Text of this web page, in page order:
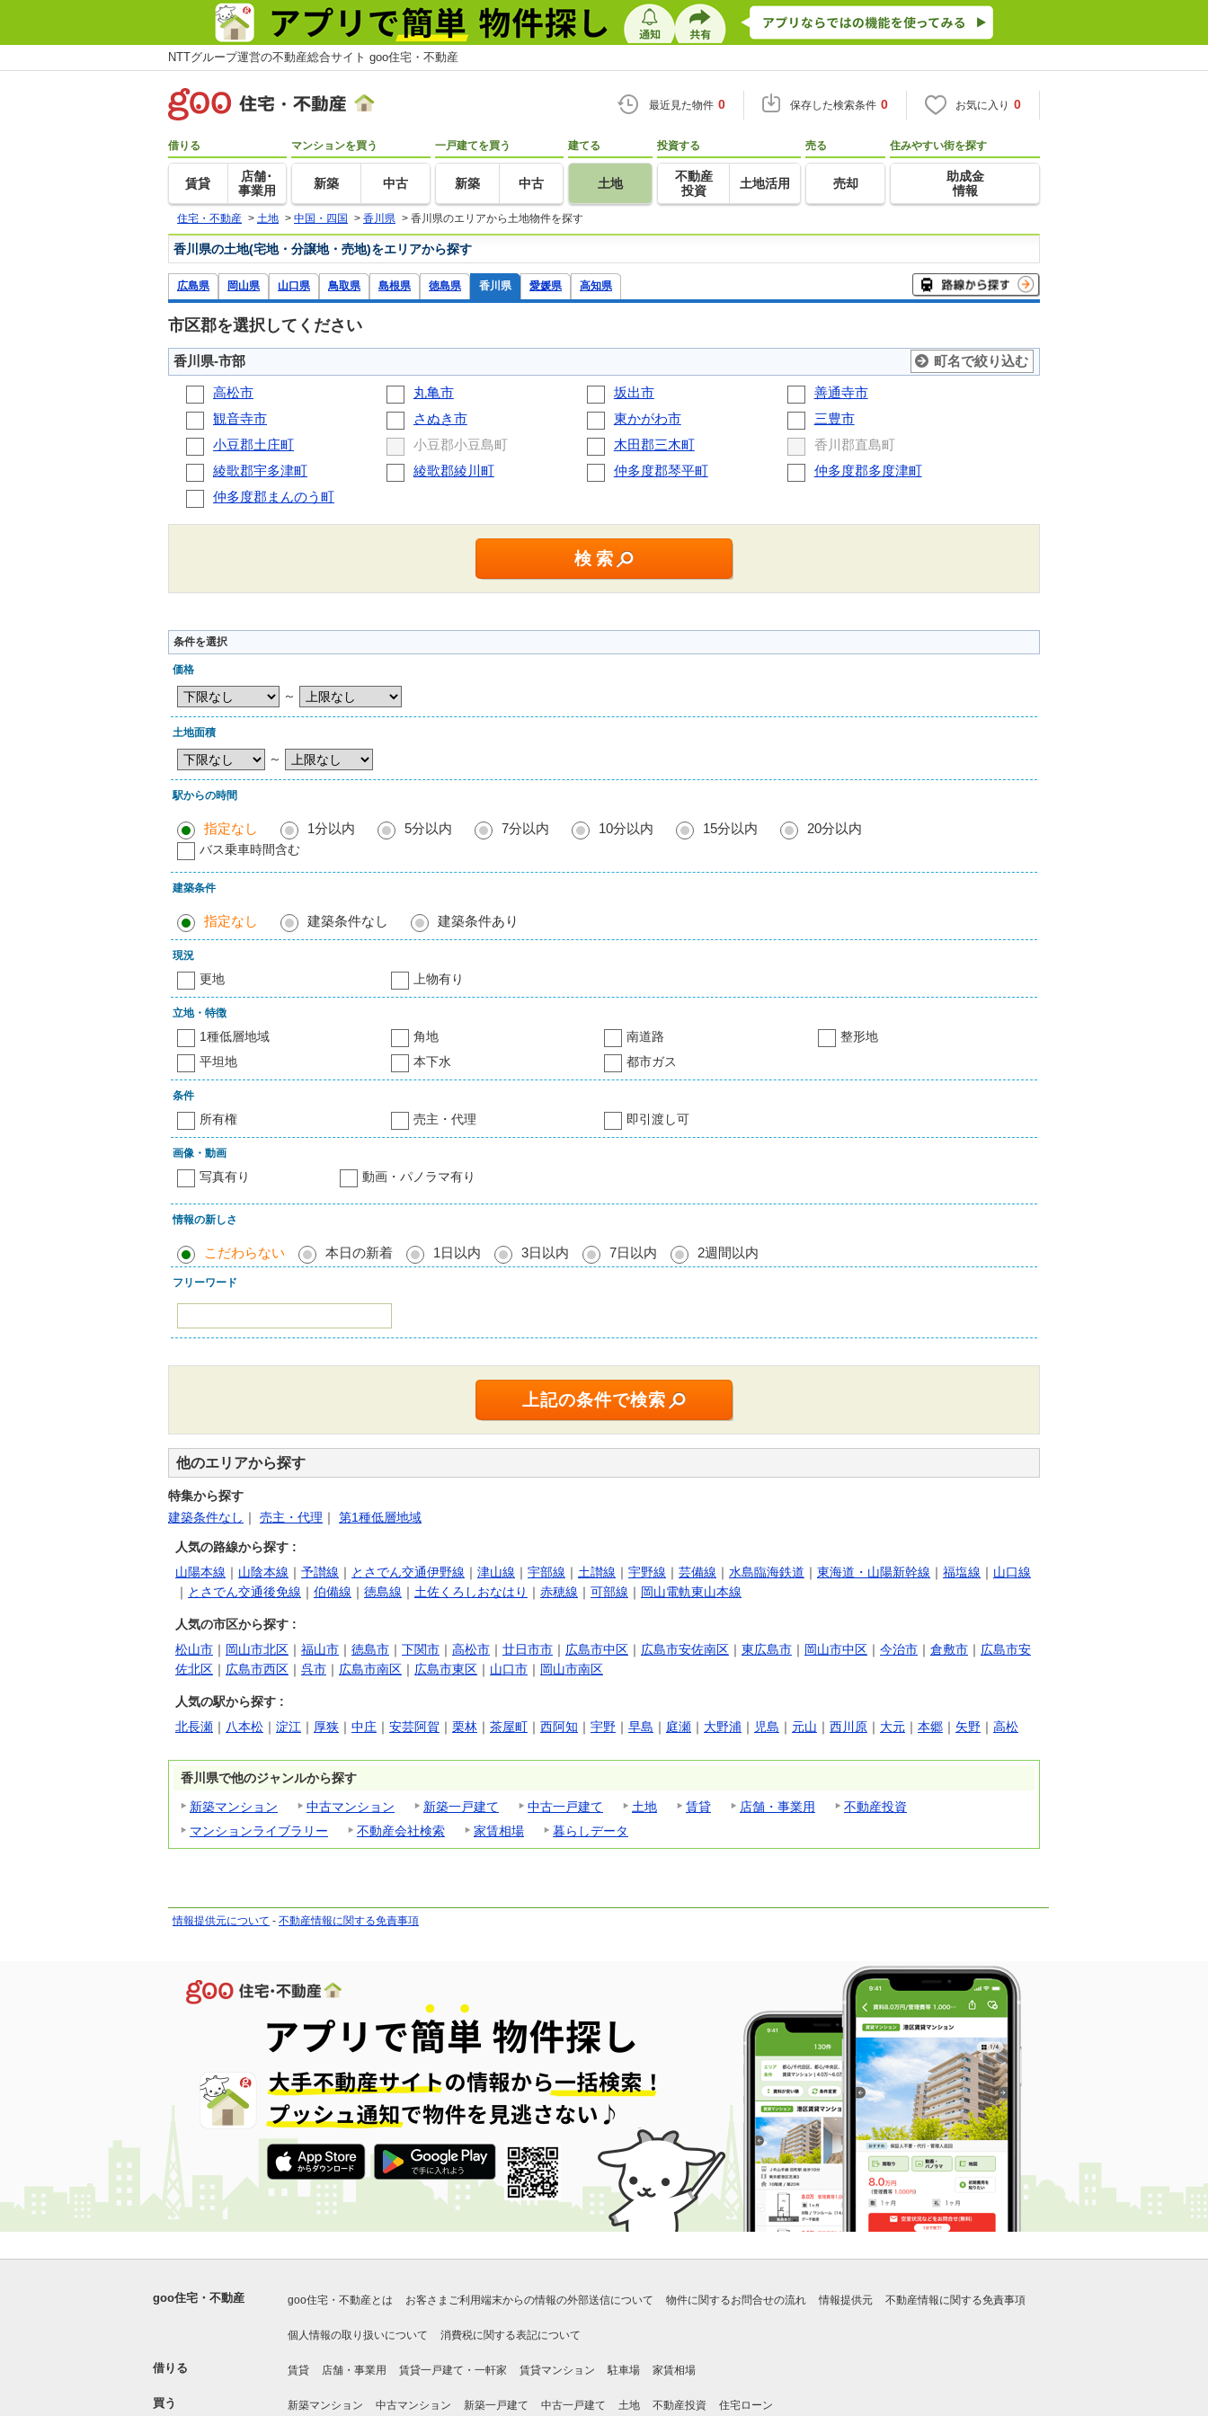
NTTグループ運営の不動産総合サイト goo住宅・不動産
最近見た物件 0 保存した検索条件 0 お気に入り 0
借りる
賃貸
店舗･
事業用
マンションを買う
新築 中古
一戸建てを買う
新築 中古
建てる
土地
投資する
不動産
投資
土地活用
売る
売却
住みやすい街を探す
助成金
情報
住宅・不動産 > 土地 > 中国・四国 > 香川県 > 香川県のエリアから土地物件を探す
香川県の土地(宅地・分譲地・売地)をエリアから探す
広島県 岡山県 山口県 鳥取県 島根県 徳島県 香川県 愛媛県 高知県
市区郡を選択してください
香川県-市部 町名で絞り込む
高松市 丸亀市 坂出市
善通寺市
観音寺市
さぬき市 東かがわ市
三豊市
小豆郡土庄町
小豆郡小豆島町 木田郡三木町
香川郡直島町
綾歌郡宇多津町
綾歌郡綾川町 仲多度郡琴平町
仲多度郡多度津町
仲多度郡まんのう町
条件を選択
価格
～
土地面積
～
駅からの時間
指定なし 1分以内 5分以内 7分以内 10分以内 15分以内 20分以内
バス乗車時間含む
建築条件
指定なし 建築条件なし 建築条件あり
現況
更地 上物有り
立地・特徴
1種低層地域 角地 南道路
整形地
平坦地
本下水 都市ガス
条件
所有権 売主・代理 即引渡し可
画像・動画
写真有り 動画・パノラマ有り
情報の新しさ
こだわらない 本日の新着 1日以内 3日以内 7日以内 2週間以内
フリーワード
他のエリアから探す
特集から探す
建築条件なし ｜ 売主・代理 ｜ 第1種低層地域
人気の路線から探す :
山陽本線 ｜ 山陰本線 ｜ 予讃線 ｜ とさでん交通伊野線 ｜ 津山線 ｜ 宇部線 ｜ 土讃線 ｜ 宇野線 ｜ 芸備線 ｜ 水島臨海鉄道 ｜ 東海道・山陽新幹線 ｜ 福塩線 ｜ 山口線
｜ とさでん交通後免線 ｜ 伯備線 ｜ 徳島線 ｜ 土佐くろしおなはり ｜ 赤穂線 ｜ 可部線 ｜ 岡山電軌東山本線
人気の市区から探す :
松山市 ｜ 岡山市北区 ｜ 福山市 ｜ 徳島市 ｜ 下関市 ｜ 高松市 ｜ 廿日市市 ｜ 広島市中区 ｜ 広島市安佐南区 ｜ 東広島市 ｜ 岡山市中区 ｜ 今治市 ｜ 倉敷市 ｜ 広島市安
佐北区 ｜ 広島市西区 ｜ 呉市 ｜ 広島市南区 ｜ 広島市東区 ｜ 山口市 ｜ 岡山市南区
人気の駅から探す :
北長瀬 ｜ 八本松 ｜ 淀江 ｜ 厚狭 ｜ 中庄 ｜ 安芸阿賀 ｜ 栗林 ｜ 茶屋町 ｜ 西阿知 ｜ 宇野 ｜ 早島 ｜ 庭瀬 ｜ 大野浦 ｜ 児島 ｜ 元山 ｜ 西川原 ｜ 大元 ｜ 本郷 ｜ 矢野 ｜ 高松
香川県で他のジャンルから探す
新築マンション
中古マンション 新築一戸建て 中古一戸建て 土地 賃貸 店舗・事業用
不動産投資
マンションライブラリー
不動産会社検索 家賃相場 暮らしデータ
情報提供元について - 不動産情報に関する免責事項
goo住宅・不動産 goo住宅・不動産とは お客さまご利用端末からの情報の外部送信について 物件に関するお問合せの流れ 情報提供元 不動産情報に関する免責事項
個人情報の取り扱いについて 消費税に関する表記について
借りる 賃貸 店舗・事業用 賃貸一戸建て・一軒家 賃貸マンション 駐車場 家賃相場
買う 新築マンション 中古マンション 新築一戸建て 中古一戸建て 土地 不動産投資 住宅ローン